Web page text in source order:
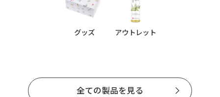
グッズ アウトレット
全ての製品を見る